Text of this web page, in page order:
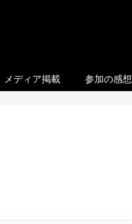
メディア掲載 参加の感想